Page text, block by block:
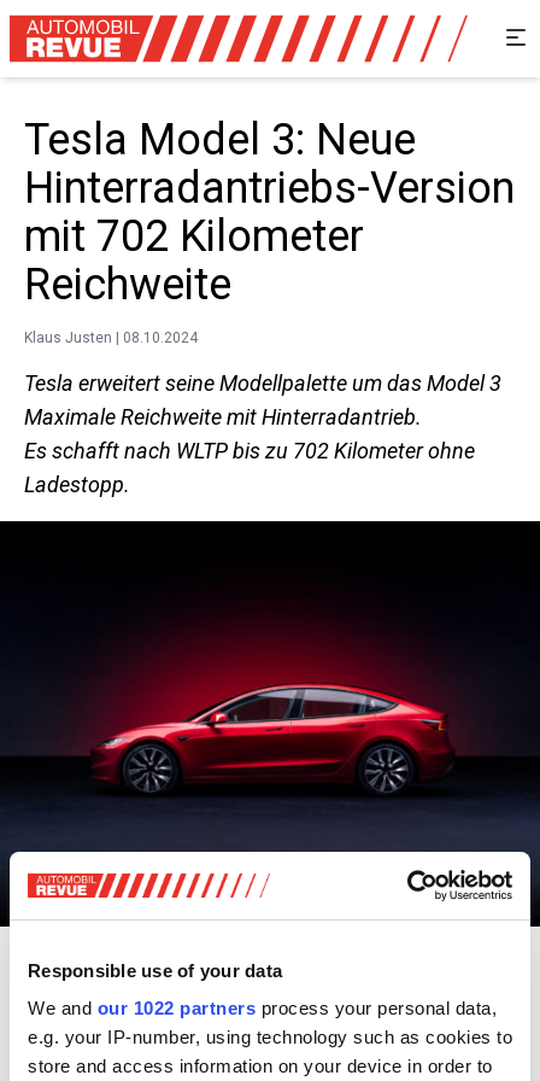
Responsible use of your data
We and our 1022 partners process your personal data,
e.g. your IP-number, using technology such as cookies to
store and access information on your device in order to
Tesla Model 3: Neue
Hinterradantriebs-Version
mit 702 Kilometer
Reichweite
Klaus Justen | 08.10.2024
Tesla erweitert seine Modellpalette um das Model 3
Maximale Reichweite mit Hinterradantrieb.
Es schafft nach WLTP bis zu 702 Kilometer ohne
Ladestopp.
Das Mittelklassemodell ist wie das bisher schon
einer Batterie ausgestattet, die 75 Kilowattstunden
Energie (netto) speichert. Zwar macht Tesla in einer